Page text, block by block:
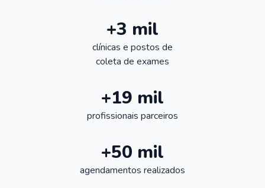
+3 mil
clínicas e postos de
coleta de exames
+19 mil
profissionais parceiros
+50 mil
agendamentos realizados